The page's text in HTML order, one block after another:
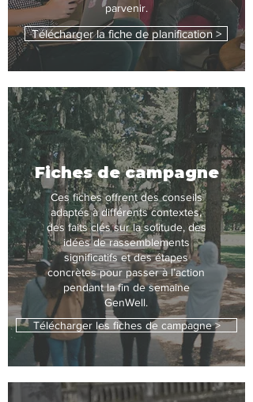
parvenir.
Télécharger la fiche de planification >
Fiches de campagne
Ces fiches offrent des conseils
adaptés à différents contextes,
des faits clés sur la solitude, des
idées de rassemblements
significatifs et des étapes
concrètes pour passer à l’action
pendant la fin de semaine
GenWell.
Télécharger les fiches de campagne >